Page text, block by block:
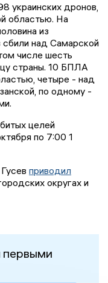
украинских дронов,
областью. На
из
над Самарской
числе шесть
страны. 10 БПЛА
четыре - над
по одному -
целей
по 7:00 1
приводил
округах и
первыми